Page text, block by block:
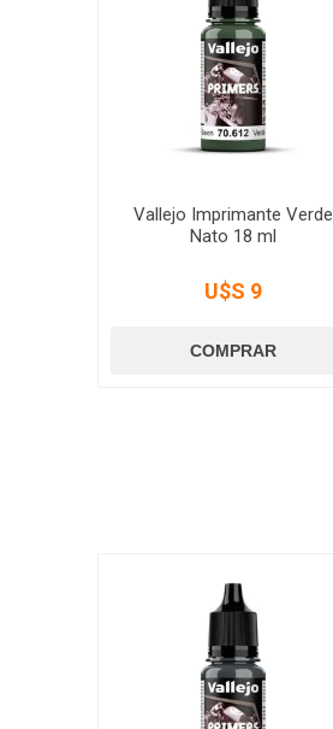
Vallejo Imprimante Verde
Nato 18 ml
U$S 9